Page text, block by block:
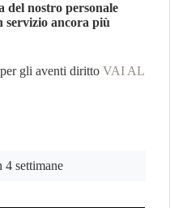
del nostro personale
servizio ancora più
gli aventi dirittoVAI AL
settimane